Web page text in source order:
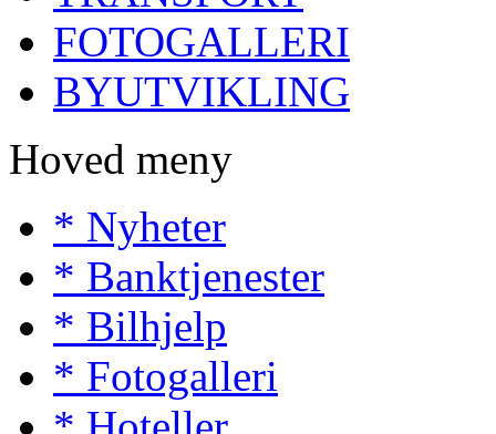
FOTOGALLERI
BYUTVIKLING
Hoved meny
* Nyheter
* Banktjenester
* Bilhjelp
* Fotogalleri